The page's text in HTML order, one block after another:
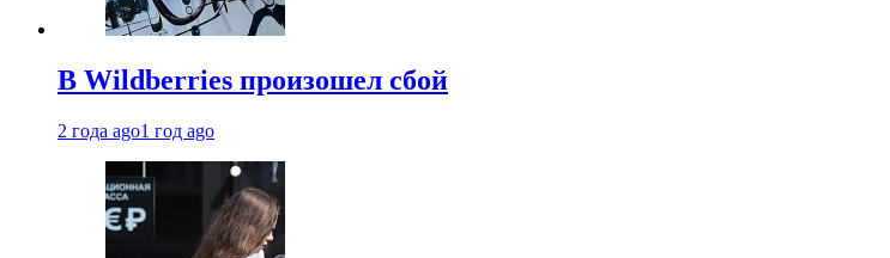
В Wildberries произошел сбой
2 года ago1 год ago